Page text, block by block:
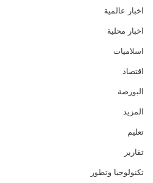
اخبار عالمية
اخبار محلية
اسلاميات
اقتصاد
البورصة
المزيد
تعليم
تقارير
تكنولوجيا وتطور